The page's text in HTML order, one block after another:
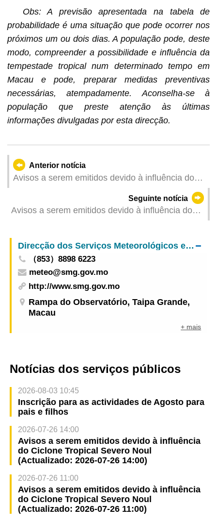
Obs: A previsão apresentada na tabela de
probabilidade é uma situação que pode ocorrer nos
próximos um ou dois dias. A população pode, deste
modo, compreender a possibilidade e influência da
tempestade tropical num determinado tempo em
Macau e pode, preparar medidas preventivas
necessárias, atempadamente. Aconselha-se à
população que preste atenção às últimas
informações divulgadas por esta direcção.
Anterior notícia
Avisos a serem emitidos devido à influência do
Seguinte notícia
Avisos a serem emitidos devido à influência do
02:00)
Direcção dos Serviços Meteorológicos e Geofísicos
（853）8898 6223
meteo@smg.gov.mo
http://www.smg.gov.mo
Rampa do Observatório, Taipa Grande,
Macau
+ mais
Notícias dos serviços públicos
2026-08-03 10:45
Inscrição para as actividades de Agosto para
pais e filhos
2026-07-26 14:00
Avisos a serem emitidos devido à influência
do Ciclone Tropical Severo Noul
(Actualizado: 2026-07-26 14:00)
2026-07-26 11:00
Avisos a serem emitidos devido à influência
do Ciclone Tropical Severo Noul
(Actualizado: 2026-07-26 11:00)